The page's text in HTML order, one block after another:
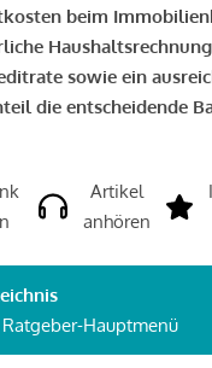
beim
sowie ein
die entscheidende
Artikel
anhören
Hauptmenü